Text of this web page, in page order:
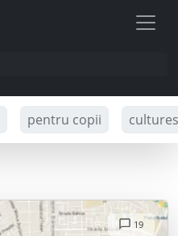
pentru copii
19